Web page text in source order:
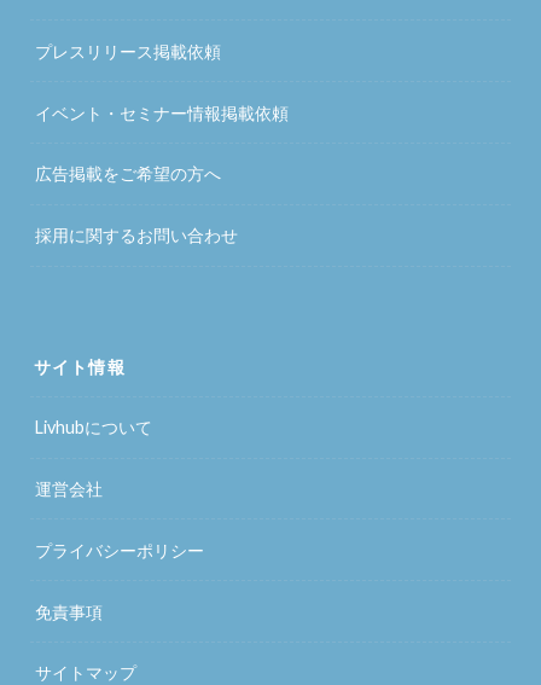
プレスリリース掲載依頼
イベント・セミナー情報掲載依頼
広告掲載をご希望の方へ
採用に関するお問い合わせ
サイト情報
Livhubについて
運営会社
プライバシーポリシー
免責事項
サイトマップ